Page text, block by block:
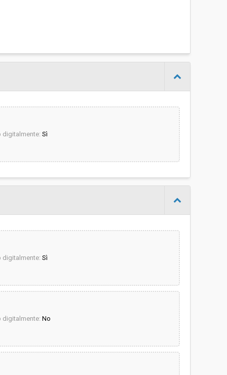
digitalmente: Sì
digitalmente: Sì
digitalmente: No